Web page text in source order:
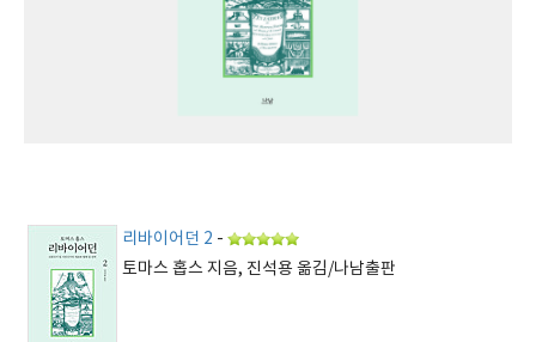
리바이어던 2 -
토마스 홉스 지음, 진석용 옮김/나남출판